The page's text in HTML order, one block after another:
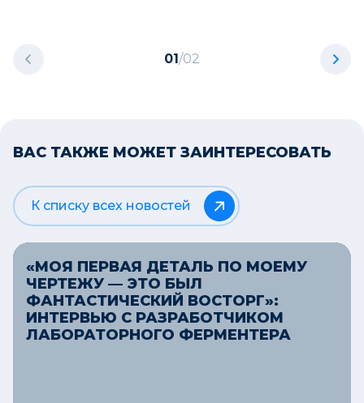
01/02
ВАС ТАКЖЕ МОЖЕТ ЗАИНТЕРЕСОВАТЬ
К списку всех новостей
«МОЯ ПЕРВАЯ ДЕТАЛЬ ПО МОЕМУ
ЧЕРТЕЖУ — ЭТО БЫЛ
ФАНТАСТИЧЕСКИЙ ВОСТОРГ»:
ИНТЕРВЬЮ С РАЗРАБОТЧИКОМ
ЛАБОРАТОРНОГО ФЕРМЕНТЕРА